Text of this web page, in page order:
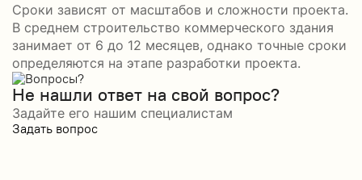
Сроки зависят от масштабов и сложности проекта.
В среднем строительство коммерческого здания
занимает от 6 до 12 месяцев, однако точные сроки
определяются на этапе разработки проекта.
Не нашли ответ на свой вопрос?
Задайте его нашим специалистам
Задать вопрос